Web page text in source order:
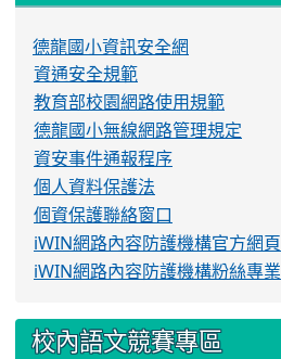
德龍國小資訊安全網
資通安全規範
教育部校園網路使用規範
德龍國小無線網路管理規定
資安事件通報程序
個人資料保護法
個資保護聯絡窗口
iWIN網路內容防護機構官方網頁
iWIN網路內容防護機構粉絲專業
校內語文競賽專區